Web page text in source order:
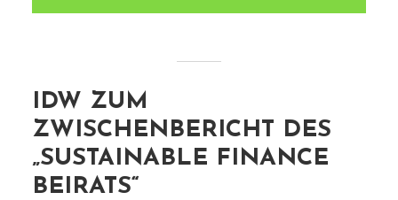
IDW ZUM
ZWISCHENBERICHT DES
„SUSTAINABLE FINANCE
BEIRATS“